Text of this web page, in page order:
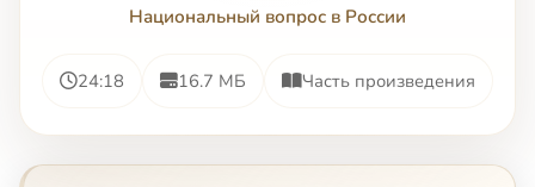
Национальный вопрос в России
24:18 16.7 МБ Часть произведения